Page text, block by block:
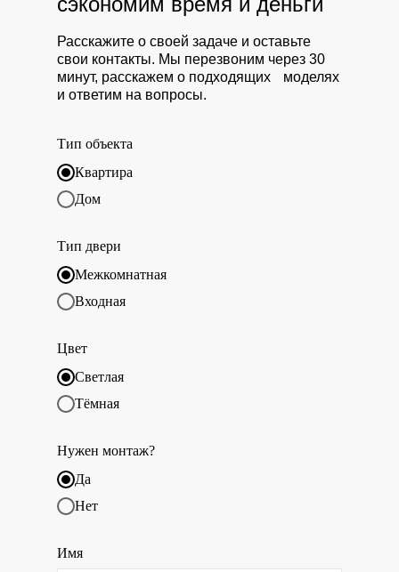
Тип объекта
Квартира
Дом
Тип двери
Межкомнатная
Входная
Цвет
Светлая
Тёмная
Нужен монтаж?
Да
Нет
Имя
Расскажите о своей задаче и оставьте
свои контакты. Мы перезвоним через 30
минут, расскажем о подходящих моделях
и ответим на вопросы.